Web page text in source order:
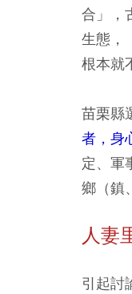
合」，
生態，
根本就
苗栗縣
者，身
定、軍
鄉（鎮
人妻
引起討